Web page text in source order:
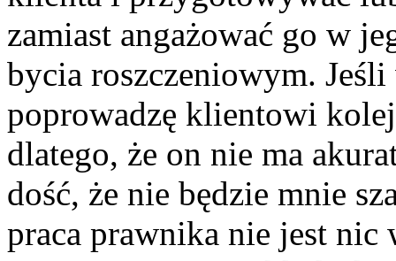
zamiast angażować go w
bycia roszczeniowym.
poprowadzę klientowi
dlatego, że on nie ma
dość, że nie będzie mnie
praca prawnika nie jest nic